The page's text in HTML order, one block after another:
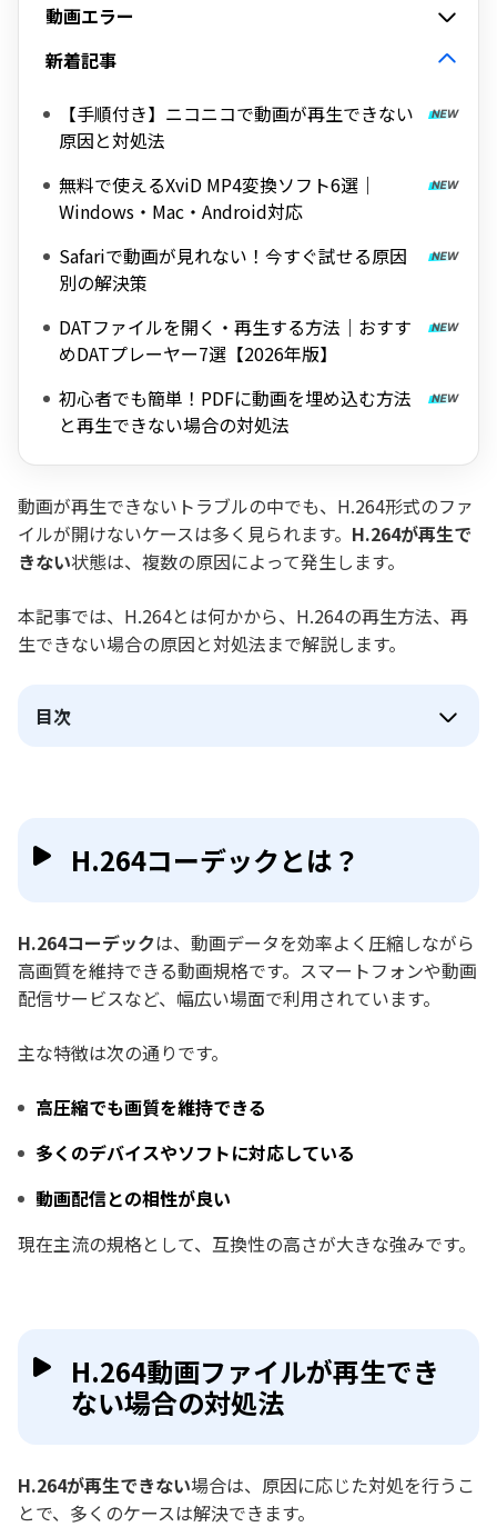
動画エラー
新着記事
【手順付き】ニコニコで動画が再生できない
原因と対処法
無料で使えるXviD MP4変換ソフト6選｜
Windows・Mac・Android対応
Safariで動画が見れない！今すぐ試せる原因
別の解決策
DATファイルを開く・再生する方法｜おすす
めDATプレーヤー7選【2026年版】
初心者でも簡単！PDFに動画を埋め込む方法
と再生できない場合の対処法
動画が再生できないトラブルの中でも、H.264形式のファ
イルが開けないケースは多く見られます。 H.264が再生で
きない状態は、複数の原因によって発生します。
本記事では、H.264とは何かから、H.264の再生方法、再
生できない場合の原因と対処法まで解説します。
目次
H.264コーデックとは？
H.264コーデックは、動画データを効率よく圧縮しながら
高画質を維持できる動画規格です。スマートフォンや動画
配信サービスなど、幅広い場面で利用されています。
主な特徴は次の通りです。
高圧縮でも画質を維持できる
多くのデバイスやソフトに対応している
動画配信との相性が良い
現在主流の規格として、互換性の高さが大きな強みです。
H.264動画ファイルが再生でき
ない場合の対処法
H.264が再生できない場合は、原因に応じた対処を行うこ
とで、多くのケースは解決できます。